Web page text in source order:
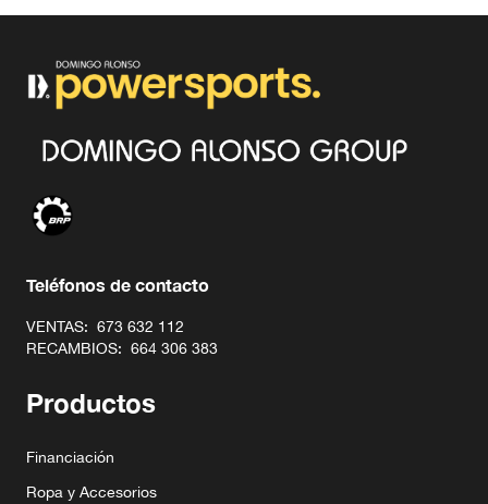
Teléfonos de contacto
VENTAS: 673 632 112
RECAMBIOS: 664 306 383
Productos
Financiación
Ropa y Accesorios